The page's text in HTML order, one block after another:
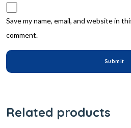
Save my name, email, and website in
comment.
Related products